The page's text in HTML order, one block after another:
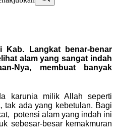
Kab. Langkat benar-benar
alam yang sangat indah
Nya, membuat banyak
karunia milik Allah seperti
tak ada yang kebetulan. Bagi
potensi alam yang indah ini
sebesar-besar kemakmuran